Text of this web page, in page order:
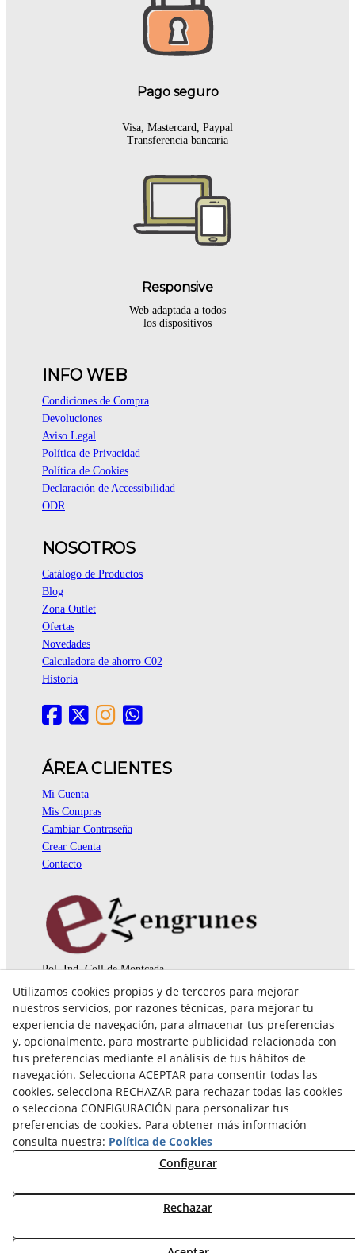
Pago seguro
Visa, Mastercard, Paypal
Transferencia bancaria
Responsive
Web adaptada a todos
los dispositivos
INFO WEB
Condiciones de Compra
Devoluciones
Aviso Legal
Política de Privacidad
Política de Cookies
Declaración de Accessibilidad
ODR
NOSOTROS
Catálogo de Productos
Blog
Zona Outlet
Ofertas
Novedades
Calculadora de ahorro C02
Historia
ÁREA CLIENTES
Mi Cuenta
Mis Compras
Cambiar Contraseña
Crear Cuenta
Contacto
Pol. Ind. Coll de Montcada
08110 Montcada i Reixac (Barcelona)
935 829 999
engrunes@engrunes.org
© 08/2026 FUNDACIÓ PRIVADA ENGRUNES - Todos los
Utilizamos cookies propias y de terceros para mejorar
nuestros servicios, por razones técnicas, para mejorar tu
experiencia de navegación, para almacenar tus preferencias
y, opcionalmente, para mostrarte publicidad relacionada con
tus preferencias mediante el análisis de tus hábitos de
navegación. Selecciona ACEPTAR para consentir todas las
cookies, selecciona RECHAZAR para rechazar todas las cookies
o selecciona CONFIGURACIÓN para personalizar tus
preferencias de cookies. Para obtener más información
consulta nuestra: Política de Cookies
Configurar
Rechazar